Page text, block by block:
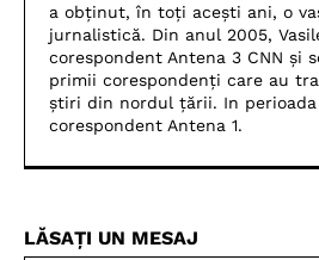
a obținut, în toți acești ani, o
jurnalistică. Din anul 2005,
corespondent Antena 3 CNN și
primii corespondenți care au
știri din nordul țării. In
corespondent Antena 1.
LĂSAȚI UN MESAJ